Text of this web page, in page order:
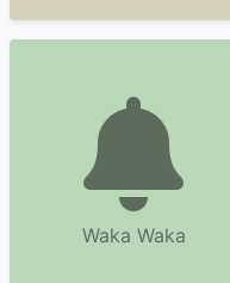
Waka Waka